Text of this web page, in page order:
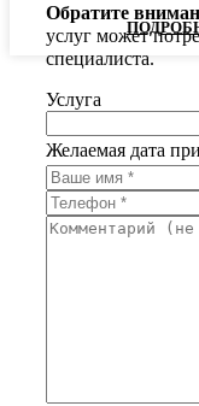
Обратите
услуг может
специалиста.
Услуга
Желаемая дата